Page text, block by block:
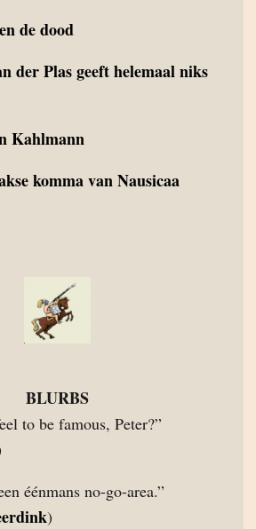
de dood
der Plas geeft helemaal niks
Kahlmann
komma van Nausicaa
BLURBS
to be famous, Peter?”
éénmans no-go-area.”
)